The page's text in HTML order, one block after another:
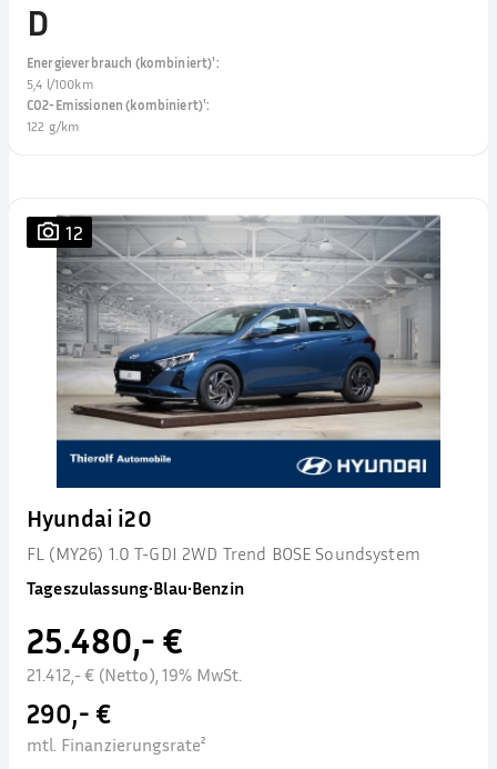
D
Energieverbrauch (kombiniert)¹:
5,4 l/100km
CO2-Emissionen (kombiniert)¹:
122 g/km
12
Hyundai i20
FL (MY26) 1.0 T-GDI 2WD Trend BOSE Soundsystem
Tageszulassung•Blau•Benzin
25.480,- €
21.412,- € (Netto), 19% MwSt.
290,- €
mtl. Finanzierungsrate²